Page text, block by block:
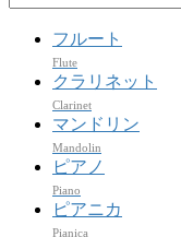
フルート
Flute
クラリネット
Clarinet
マンドリン
Mandolin
ピアノ
Piano
ピアニカ
Pianica